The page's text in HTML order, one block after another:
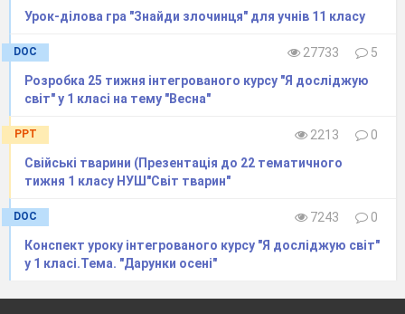
23
ПРОФЕСІЇ
Ким працюють мої батьки?
Як різнять професії за
спецодягом?
Які професії найбільш
Ким стати? Яку професію
24
ЧАС
Чим вимірюють час?
Навіщо нам потрібно бути
Урок-ділова гра "Знайди злочинця" для учнів 11 класу
DOC 27733
5
Розробка 25 тижня інтегрованого курсу "Я досліджую
світ" у 1 класі на тему "Весна"
PPT 2213
0
Свійські тварини (Презентація до 22 тематичного
тижня 1 класу НУШ"Світ тварин"
DOC 7243
0
Конспект уроку інтегрованого курсу "Я досліджую світ"
у 1 класі.Тема. "Дарунки осені"